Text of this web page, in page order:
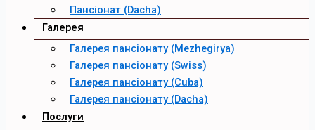
Пансіонат (Dacha)
Галерея
Галерея пансіонату (Mezhegirya)
Галерея пансіонату (Swiss)
Галерея пансіонату (Cuba)
Галерея пансіонату (Dacha)
Послуги